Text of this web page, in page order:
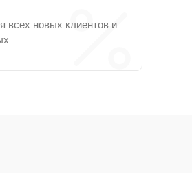
всех новых клиентов и